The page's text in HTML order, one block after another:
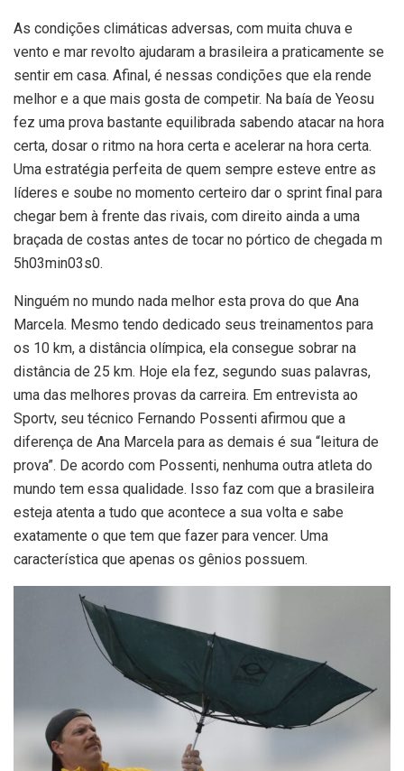
As condições climáticas adversas, com muita chuva e
vento e mar revolto ajudaram a brasileira a praticamente se
sentir em casa. Afinal, é nessas condições que ela rende
melhor e a que mais gosta de competir. Na baía de Yeosu
fez uma prova bastante equilibrada sabendo atacar na hora
certa, dosar o ritmo na hora certa e acelerar na hora certa.
Uma estratégia perfeita de quem sempre esteve entre as
líderes e soube no momento certeiro dar o sprint final para
chegar bem à frente das rivais, com direito ainda a uma
braçada de costas antes de tocar no pórtico de chegada m
5h03min03s0.
Ninguém no mundo nada melhor esta prova do que Ana
Marcela. Mesmo tendo dedicado seus treinamentos para
os 10 km, a distância olímpica, ela consegue sobrar na
distância de 25 km. Hoje ela fez, segundo suas palavras,
uma das melhores provas da carreira. Em entrevista ao
Sportv, seu técnico Fernando Possenti afirmou que a
diferença de Ana Marcela para as demais é sua “leitura de
prova”. De acordo com Possenti, nenhuma outra atleta do
mundo tem essa qualidade. Isso faz com que a brasileira
esteja atenta a tudo que acontece a sua volta e sabe
exatamente o que tem que fazer para vencer. Uma
característica que apenas os gênios possuem.